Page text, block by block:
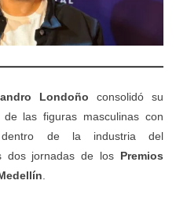
Londoño consolidó su
las figuras masculinas con
dentro de la industria del
dos jornadas de los Premios